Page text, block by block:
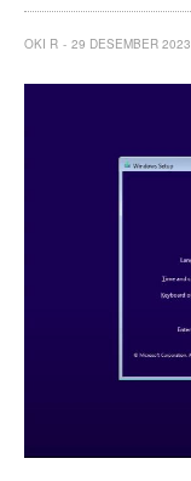
OKI R 29 DESEMBER 2023